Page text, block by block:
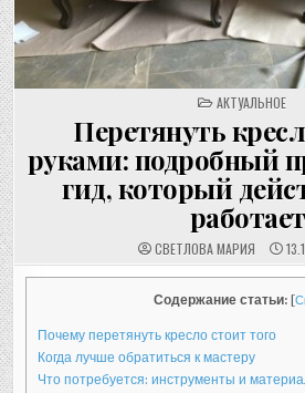
POSTED
IN
АКТУАЛЬНОЕ
Перетянуть
руками: подробный
гид, который
работает
СВЕТЛОВА МАРИЯ
Содержание статьи: [
Почему перетянуть кресло стоит того
Когда лучше обратиться к мастеру
Что потребуется: инструменты и